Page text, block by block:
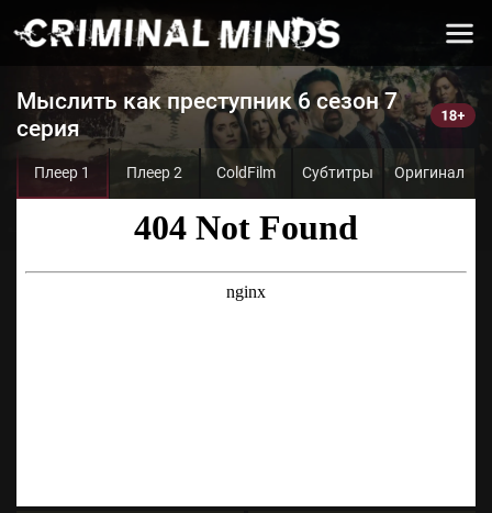
Мыслить как преступник 6 сезон 7
серия
Плеер 1 Плеер 2 ColdFilm Субтитры Оригинал